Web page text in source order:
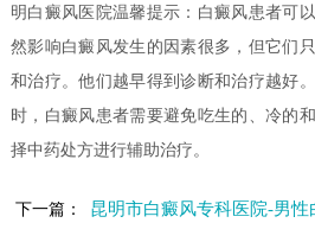
明白癜风医院温馨提示：白癜风患者可
然影响白癜风发生的因素很多，但它们
和治疗。他们越早得到诊断和治疗越好
时，白癜风患者需要避免吃生的、冷的
择中药处方进行辅助治疗。
下一篇： 昆明市白癜风专科医院-男